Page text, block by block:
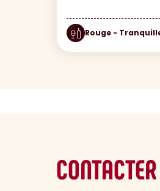
Rouge -